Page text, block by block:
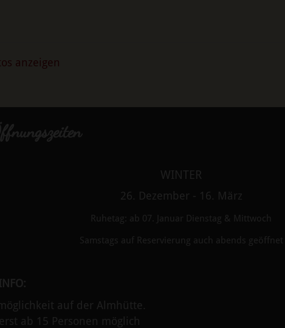
anzeigen
WINTER
26. Dezember - 16. März
Ruhetag: ab 07. Januar Dienstag & Mittwoch
Samstags auf Reservierung auch abends geöffnet
auf der Almhütte.
ab 15 Personen möglich